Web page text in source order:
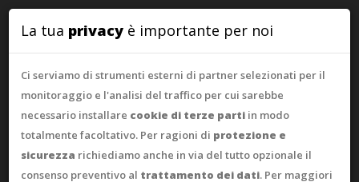
WebAsk
La tua privacy è importante per noi
Ci serviamo di strumenti esterni di partner selezionati per il
monitoraggio e l'analisi del traffico per cui sarebbe
necessario installare cookie di terze parti in modo
totalmente facoltativo. Per ragioni di protezione e
sicurezza richiediamo anche in via del tutto opzionale il
consenso preventivo al trattamento dei dati. Per maggiori